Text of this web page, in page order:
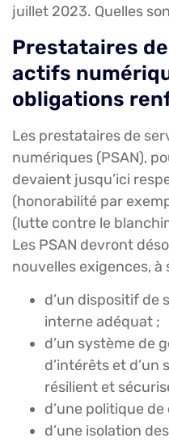
juillet 2023. Quelles
Prestataires
actifs
obligations
Les prestataires de
numériques (PSAN),
devaient jusqu’ici
(honorabilité par
(lutte contre le
Les PSAN devront
nouvelles exigences, à
d’un dispositif de
interne adéquat ;
d’un système de
d’intérêts et
résilient et
d’une politique
d’une isolation